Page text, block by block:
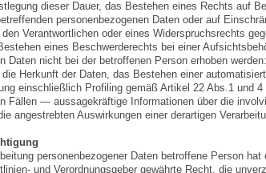
dieser Dauer, das Bestehen eines Rechts auf
personenbezogenen Daten oder auf
Verantwortlichen oder eines Widerspruchsrechts
eines Beschwerderechts bei einer
Daten nicht bei der betroffenen Person erhoben
die Herkunft der Daten,das Bestehen einer
einschließlich Profiling gemäß Artikel 22 Abs.1 und
Fällen — aussagekräftige Informationen über die
angestrebten Auswirkungen einer derartigen
personenbezogener Daten betroffene Person hat
und Verordnungsgeber gewährte Recht, die